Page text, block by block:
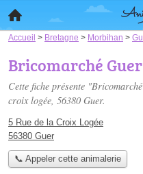
Accueil > Bretagne > Morbihan >
Bricomarché Guer
Cette fiche présente
croix logée, 56380 Guer.
5 Rue de la Croix Logée
56380 Guer
📞 Appeler cette animalerie